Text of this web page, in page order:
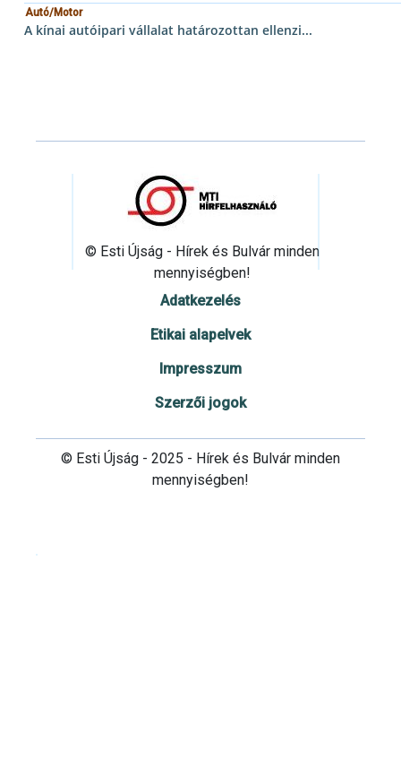
Autó/Motor
A kínai autóipari vállalat határozottan ellenzi...
© Esti Újság - Hírek és Bulvár minden
mennyiségben!
Adatkezelés
Etikai alapelvek
Impresszum
Szerzői jogok
© Esti Újság - 2025 - Hírek és Bulvár minden
mennyiségben!